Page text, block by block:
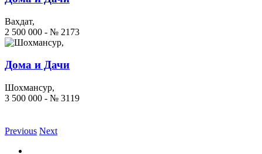
Вахдат,
2 500 000 - № 2173
Дома и Дачи
Шохмансур,
3 500 000 - № 3119
Previous Next